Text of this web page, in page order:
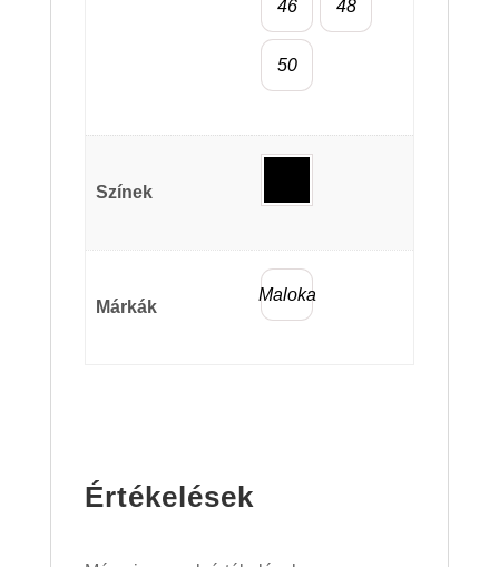
46 48
50
Színek
Márkák
Maloka
Értékelések